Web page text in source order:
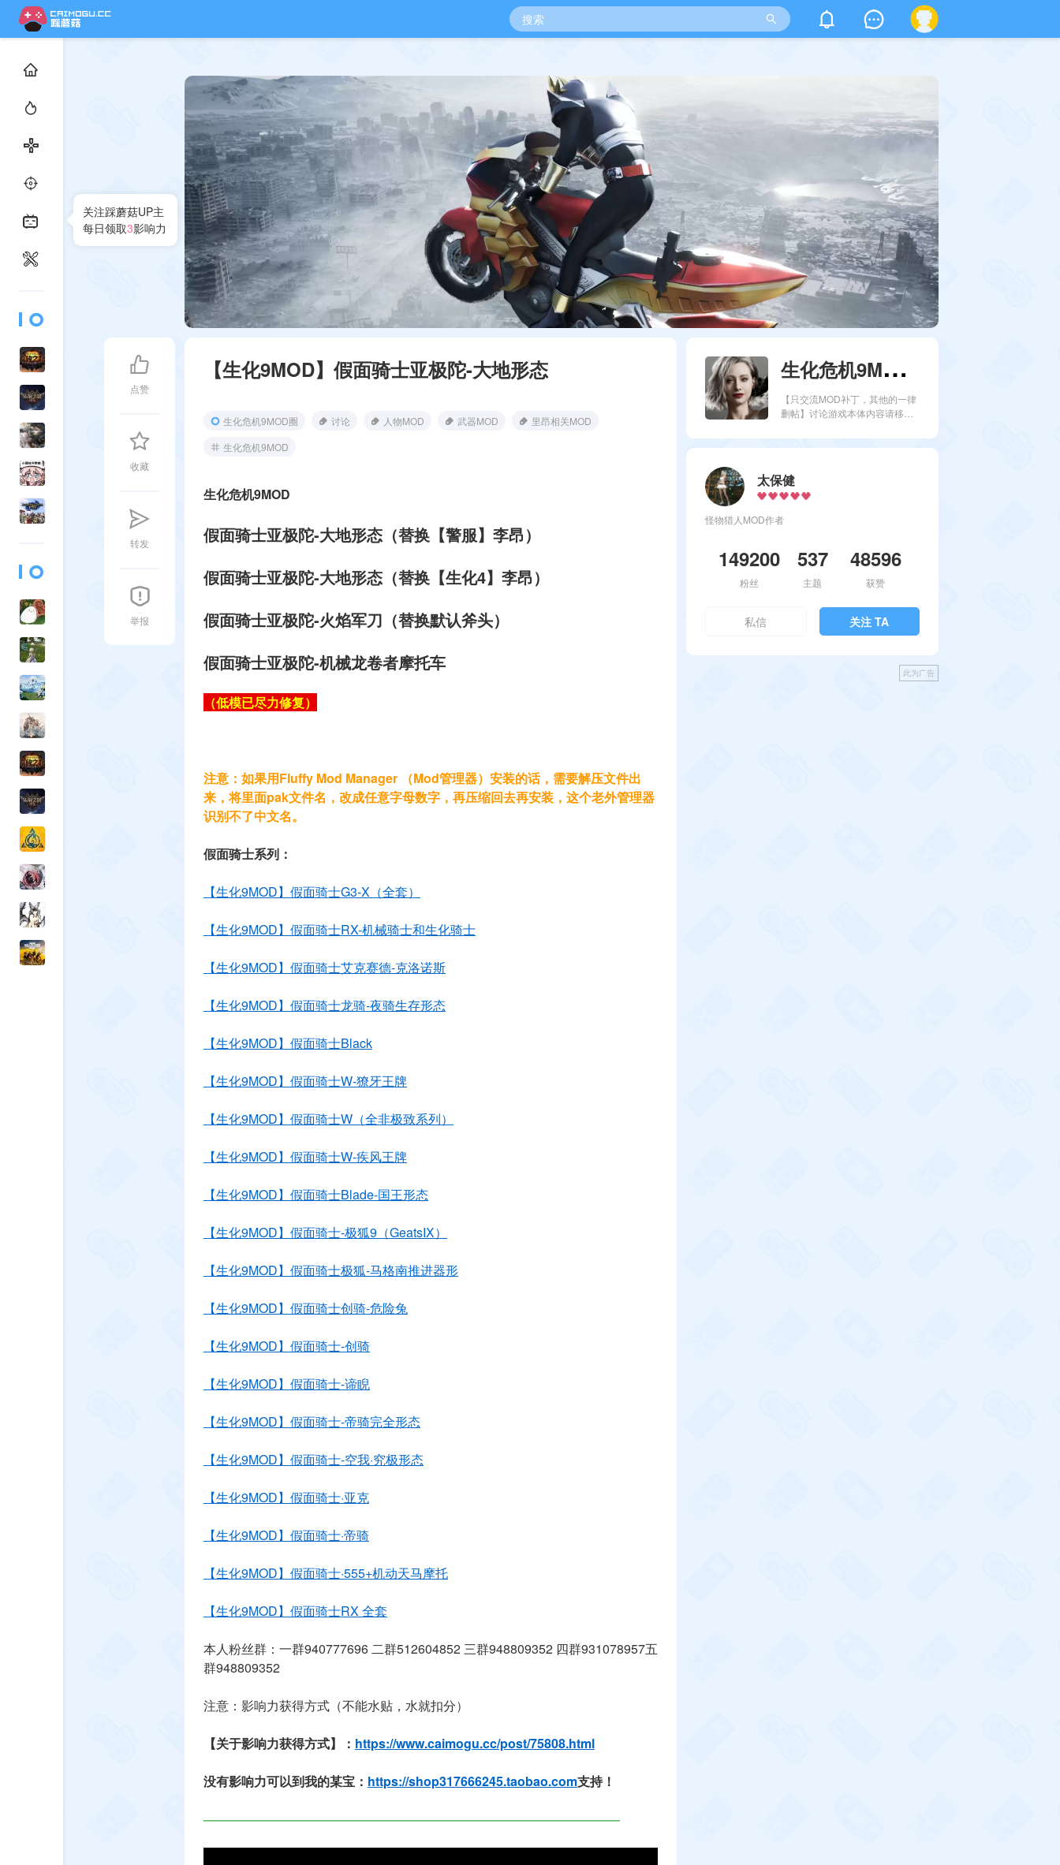
关注踩蘑菇UP主
每日领取3影响力
【生化9MOD】假面骑士亚极陀-大地形态
生化危机9MOD圈 讨论 人物MOD 武器MOD
里昂相关MOD
生化危机9MOD
点赞
收藏
转发
举报
生化危机9MOD
假面骑士亚极陀-大地形态（替换【警服】李昂）
假面骑士亚极陀-大地形态（替换【生化4】李昂）
假面骑士亚极陀-火焰军刀（替换默认斧头）
假面骑士亚极陀-机械龙卷者摩托车
（低模已尽力修复）
注意：如果用Fluffy Mod Manager （Mod管理器）安装的话，需要解压文件出
来，将里面pak文件名，改成任意字母数字，再压缩回去再安装，这个老外管理器
识别不了中文名。
假面骑士系列：
【生化9MOD】假面骑士G3-X（全套）
【生化9MOD】假面骑士RX-机械骑士和生化骑士
【生化9MOD】假面骑士艾克赛德-克洛诺斯
【生化9MOD】假面骑士龙骑-夜骑生存形态
【生化9MOD】假面骑士Black
【生化9MOD】假面骑士W-獠牙王牌
【生化9MOD】假面骑士W（全非极致系列）
【生化9MOD】假面骑士W-疾风王牌
【生化9MOD】假面骑士Blade-国王形态
【生化9MOD】假面骑士-极狐9（GeatsⅨ）
【生化9MOD】假面骑士极狐-马格南推进器形
【生化9MOD】假面骑士创骑-危险兔
【生化9MOD】假面骑士-创骑
【生化9MOD】假面骑士-谛睨
【生化9MOD】假面骑士-帝骑完全形态
【生化9MOD】假面骑士-空我·究极形态
【生化9MOD】假面骑士·亚克
【生化9MOD】假面骑士·帝骑
【生化9MOD】假面骑士·555+机动天马摩托
【生化9MOD】 假面骑士RX 全套
本人粉丝群：一群940777696 二群512604852 三群948809352 四群931078957五
群948809352
注意：影响力获得方式（不能水贴，水就扣分）
【关于影响力获得方式】： https://www.caimogu.cc/post/75808.html
没有影响力可以到我的某宝： https://shop317666245.taobao.com支持！
—————————————————————————————————
生
化危机9MOD圈
【只交流MOD补丁，其他的一律
删帖】讨论游戏本体内容请移步
太保健
怪物猎人MOD作者
149200
粉丝
537
主题
48596
获赞
私信 关注 TA
此为广告